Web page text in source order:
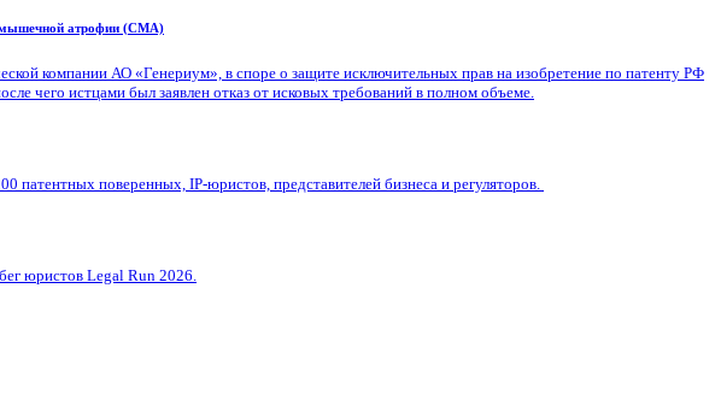
мышечной атрофии (СМА)
компании АО «Генериум», в споре о защите исключительных прав на изобретение по патенту РФ
чего истцами был заявлен отказ от исковых требований в полном объеме.
поверенных, IP-юристов, представителей бизнеса и регуляторов.
юристов Legal Run 2026.